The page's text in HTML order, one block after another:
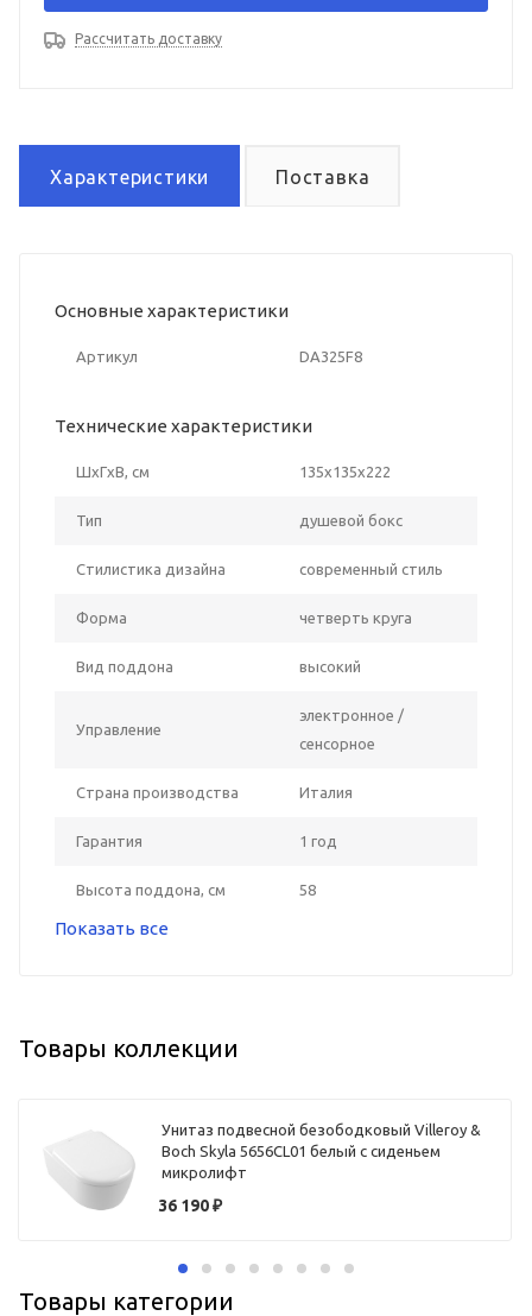
Рассчитать доставку
Характеристики Поставка
Основные характеристики
Артикул DA325F8
Технические характеристики
ШxГxВ, см 135x135x222
Тип душевой бокс
Стилистика дизайна современный стиль
Форма четверть круга
Вид поддона высокий
Управление
электронное /
сенсорное
Страна производства Италия
Гарантия 1 год
Высота поддона, см 58
Показать все
Товары коллекции
Унитаз подвесной безободковый Villeroy &
Boch Skyla 5656CL01 белый с сиденьем
микролифт
36 190₽
Товары категории